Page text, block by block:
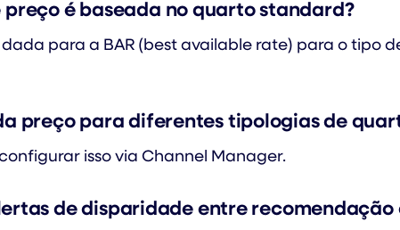
é baseada no quarto standard?
para a BAR (best available rate) para o tipo
preço para diferentes tipologias de
isso via Channel Manager.
de disparidade entre